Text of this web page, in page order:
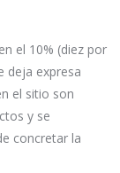
el 10% (diez por
deja expresa
el sitio son
y se
concretar la